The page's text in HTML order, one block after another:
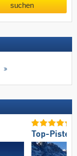
suchen
Top-